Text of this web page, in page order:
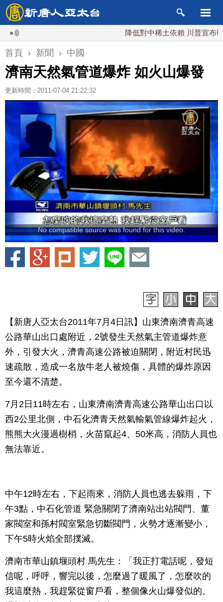
降低對中稀土依賴 川普宣布礦業投
首頁 › 新聞 › 中國
濟南天然氣管道爆炸 如火山爆發
更新時間：2011-07-04 21:22:32
No compatible source was found for this video.
【新唐人亞太台2011年7月4日訊】山東濟南濟青高速
公路華山出口處附近，2號發生天然氣主管道爆炸意
外，引發大火，濟青高速公路被迫關閉，附近村民迅
速疏散，造成一名放牛老人被燒傷，具體的爆炸原因
至今還不清楚。
7月2日11時左右，山東濟南濟青高速公路華山出口以
西2公里北側，中石化濟青天然氣輸氣管線爆炸起火，
熊熊大火漫過樹梢，火苗竄起4、50米高，消防人員也
無法靠近。
中午12時左右，下起雨來，消防人員也逃去躲雨，下
午3點，中石化管道 緊急關閉了濟南站出站閥門、董
家閥室和孫村閥室緊急切斷閥門，火勢才逐漸變小，
下午5時火焰全部撲滅。
濟南市華山鎮堰頭村 馬先生：「我正打電話呢，發短
信呢，呼呼，響完以後，怎麼過了暖風了，怎麼吹的
我這麼熱，我趕緊從窗戶看，整個像火山爆發似的。